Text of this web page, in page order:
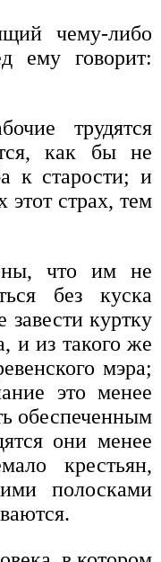
чему-либо
ему говорит:
трудятся
как бы не
к старости; и
этот страх, тем
что им не
без куска
завести куртку
и из такого же
мэра;
это менее
обеспеченным
они менее
крестьян,
полосками